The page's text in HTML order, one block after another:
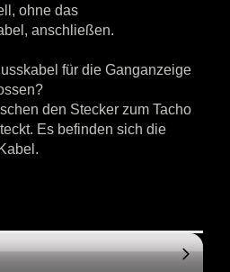
ohne das
anschließen.
für die Ganganzeige
den Stecker zum Tacho
Es befinden sich die